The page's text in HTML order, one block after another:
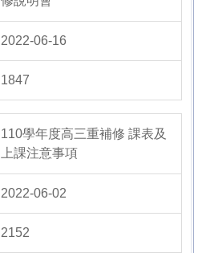
2022-06-16
1847
110學年度高三重補修 課表及
上課注意事項
2022-06-02
2152